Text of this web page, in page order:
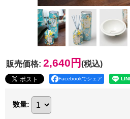
販売価格: 2,640円 (税込)
Facebookでシェア
数量: